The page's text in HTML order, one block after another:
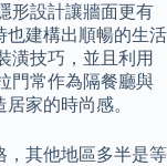
形設計讓牆面更有
也建構出順暢的生活
潢技巧，並且利用
門常作為隔餐廳與
家的時尚感。
，其他地區多半是等